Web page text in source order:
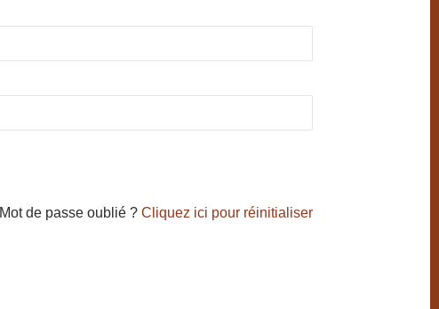
Mot de passe oublié ? Cliquez ici pour réinitialiser